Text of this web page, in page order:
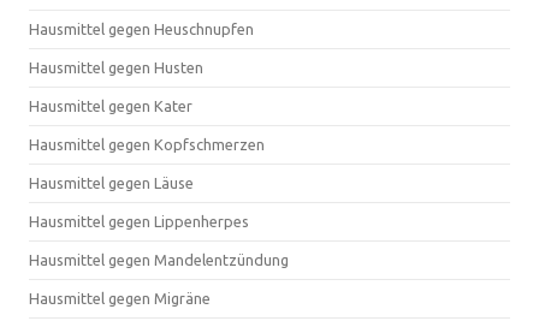
Hausmittel gegen Heuschnupfen
Hausmittel gegen Husten
Hausmittel gegen Kater
Hausmittel gegen Kopfschmerzen
Hausmittel gegen Läuse
Hausmittel gegen Lippenherpes
Hausmittel gegen Mandelentzündung
Hausmittel gegen Migräne